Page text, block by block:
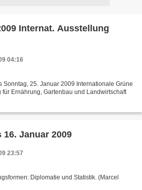
Internat. Ausstellung
04:16
Sonntag, 25. Januar 2009 Internationale Grüne
Ernährung, Gartenbau und Landwirtschaft
16. Januar 2009
23:57
Diplomatie und Statistik. (Marcel